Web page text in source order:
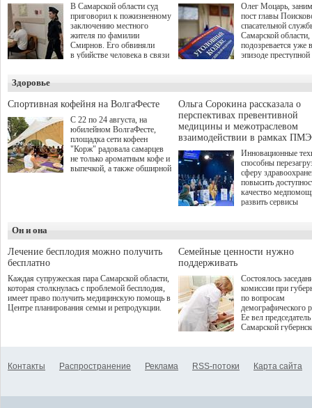
В Самарской области суд
приговорил к пожизненному
заключению местного
жителя по фамилии
Смирнов. Его обвиняли
в убийстве человека в связи
Олег Моцарь,
пост главы
спасательной
Самарской области,
подозревается уже
эпизоде преступной
а сам он
Здоровье
Спортивная кофейня на ВолгаФесте
С 22 по 24 августа, на
юбилейном ВолгаФесте,
площадка сети кофеен
"Корж" радовала самарцев
не только ароматным кофе и
выпечкой, а также обширной
Ольга Сорокина рассказала о
перспективах превентивной
медицины и межотраслевом
взаимодействии в рамках
Инновационные
способны
сферу
повысить
качество
развить сервисы
определенными
К ним можно
возникающие при
данными
более динамичного
проникновения
сегмент
отраслевое
рассказала Ольга
ходе сессии
Он и она
Лечение бесплодия можно получить
бесплатно
Каждая супружеская пара Самарской области,
которая столкнулась с проблемой бесплодия,
имеет право получить медицинскую помощь в
Центре планирования семьи и репродукции.
Семейные ценности нужно
поддерживать
Состоялось
комиссии при
по вопросам
демографического
Ее вел председатель
Самарской
Контакты Распространение Реклама RSS-потоки Карта сайта